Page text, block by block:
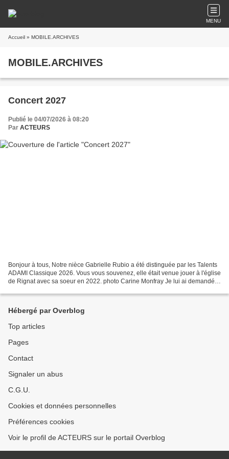
MENU
Accueil » MOBILE.ARCHIVES
MOBILE.ARCHIVES
Concert 2027
Publié le 04/07/2026 à 08:20
Par ACTEURS
Bonjour à tous, Notre nièce Gabrielle Rubio a été distinguée par les Talents
ADAMI Classique 2026. Vous vous souvenez, elle était venue jouer à l'église
de Rignat avec sa soeur en 2022. photo Carine Monfray Je lui ai demandé si
Hébergé par Overblog
Top articles
Pages
Contact
Signaler un abus
C.G.U.
Cookies et données personnelles
Préférences cookies
Voir le profil de ACTEURS sur le portail Overblog